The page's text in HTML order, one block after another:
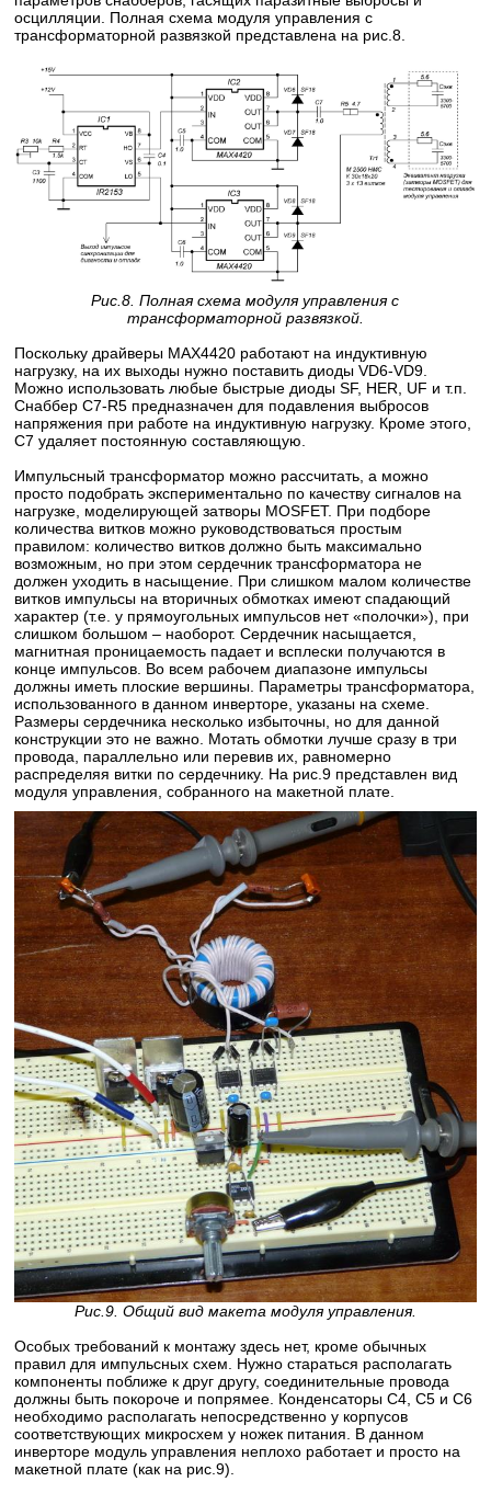
осцилляции. Полная схема модуля управления с
трансформаторной развязкой представлена на рис.8.
Рис.8. Полная схема модуля управления с
трансформаторной развязкой.
Поскольку драйверы MAX4420 работают на индуктивную
нагрузку, на их выходы нужно поставить диоды VD6-VD9.
Можно использовать любые быстрые диоды SF, HER, UF и т.п.
Снаббер C7-R5 предназначен для подавления выбросов
напряжения при работе на индуктивную нагрузку. Кроме этого,
C7 удаляет постоянную составляющую.
Импульсный трансформатор можно рассчитать, а можно
просто подобрать экспериментально по качеству сигналов на
нагрузке, моделирующей затворы MOSFET. При подборе
количества витков можно руководствоваться простым
правилом: количество витков должно быть максимально
возможным, но при этом сердечник трансформатора не
должен уходить в насыщение. При слишком малом количестве
витков импульсы на вторичных обмотках имеют спадающий
характер (т.е. у прямоугольных импульсов нет «полочки»), при
слишком большом – наоборот. Сердечник насыщается,
магнитная проницаемость падает и всплески получаются в
конце импульсов. Во всем рабочем диапазоне импульсы
должны иметь плоские вершины. Параметры трансформатора,
использованного в данном инверторе, указаны на схеме.
Размеры сердечника несколько избыточны, но для данной
конструкции это не важно. Мотать обмотки лучше сразу в три
провода, параллельно или перевив их, равномерно
распределяя витки по сердечнику. На рис.9 представлен вид
модуля управления, собранного на макетной плате.
Рис.9. Общий вид макета модуля управления.
Особых требований к монтажу здесь нет, кроме обычных
правил для импульсных схем. Нужно стараться располагать
компоненты поближе к друг другу, соединительные провода
должны быть покороче и попрямее. Конденсаторы C4, C5 и C6
необходимо располагать непосредственно у корпусов
соответствующих микросхем у ножек питания. В данном
инверторе модуль управления неплохо работает и просто на
макетной плате (как на рис.9).